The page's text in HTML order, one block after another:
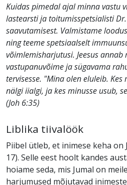
Kuidas pimedal ajal minna vastu
lastearsti ja toitumisspetsialisti
saavutamisest. Valmistame
ning teeme spetsiaalselt
võimlemisharjutusi. Jeesus annab
vastupanuvõime ja sügavama
tervisesse. "Mina olen eluleib.
nälgi iialgi, ja kes minusse usub,
(Joh 6:35)
Liblika tiivalöök
Piibel ütleb, et inimese keha on
17). Selle eest hoolt kandes
hoiame seda, mis Jumal on
harjumused mõjutavad